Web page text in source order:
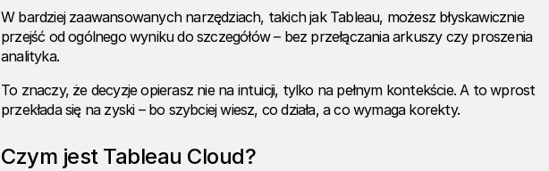
W bardziej zaawansowanych narzędziach, takich jak Tableau, możesz błyskawicznie
przejść od ogólnego wyniku do szczegółów – bez przełączania arkuszy czy proszenia
analityka.
To znaczy, że decyzje opierasz nie na intuicji, tylko na pełnym kontekście. A to wprost
przekłada się na zyski – bo szybciej wiesz, co działa, a co wymaga korekty.
Czym jest Tableau Cloud?